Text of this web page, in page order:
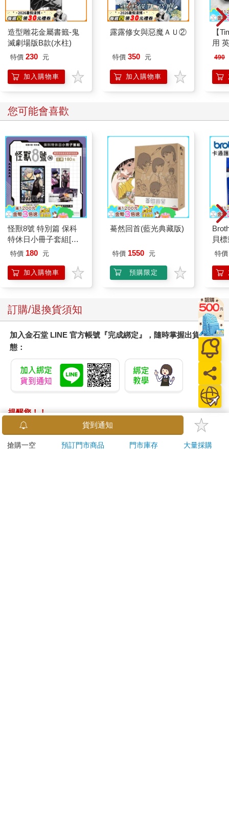
造型雕花金屬書籤-鬼
滅劇場版B款(水柱)
特價 230 元
加入購物車
露露修女與惡魔ＡＵ②
特價 350 元
加入購物車
【
用
護套
490
您可能會喜歡
怪獸8號 特別篇 保科
特休日小冊子套組[限
加購]
特價 180 元
加入購物車
驀然回首(藍光典藏版)
特價 1550 元
預購限定
貝
特價
訂購/退換貨須知
加入金石堂 LINE 官方帳號『完成綁定』，隨時掌握出貨動
態：
提醒您！！
金石堂及銀行均不會請您操作ATM! 如接獲電話要求您前往
ATM提款機，請不要聽從指示，以免受騙上當！
貨到通知
搶購一空 預訂門市商品 門市庫存 大量採購